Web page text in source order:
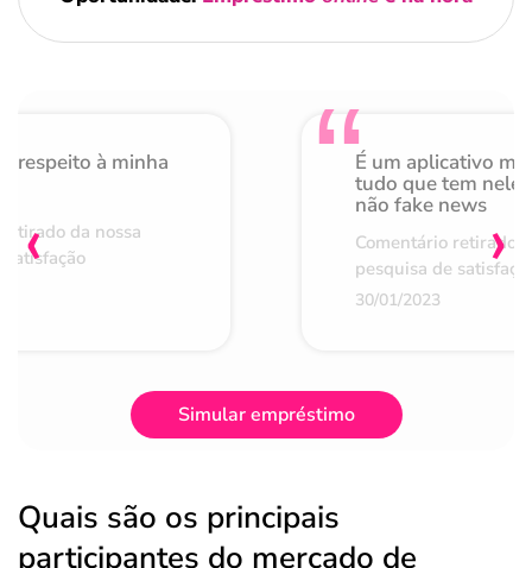
respeito à minha
da nossa
É um aplicativo
tudo que tem nele
não fake news
Comentário retirado
pesquisa de
30/01/2023
‹ ›
Simular empréstimo
Quais são os principais
participantes do mercado de